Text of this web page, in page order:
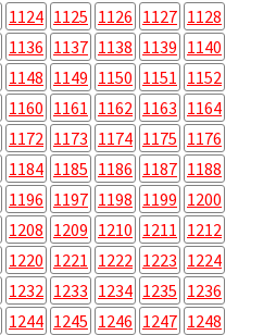
1124 1125 1126 1127 1128
1136 1137 1138 1139 1140
1148 1149 1150 1151 1152
1160 1161 1162 1163 1164
1172 1173 1174 1175 1176
1184 1185 1186 1187 1188
1196 1197 1198 1199 1200
1208 1209 1210 1211 1212
1220 1221 1222 1223 1224
1232 1233 1234 1235 1236
1244 1245 1246 1247 1248